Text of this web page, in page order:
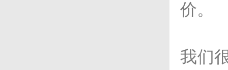
价。
我们